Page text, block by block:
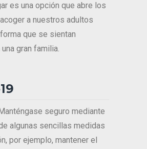
es una opción que abre los
a nuestros adultos
que se sientan
gran familia.
seguro mediante
algunas sencillas medidas
por ejemplo, mantener el